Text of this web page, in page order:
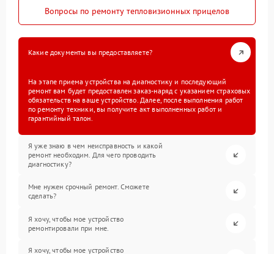
Вопросы по ремонту тепловизионных прицелов
Какие документы вы предоставляете?
На этапе приема устройства на диагностику и последующий
ремонт вам будет предоставлен заказ-наряд с указанием страховых
обязательств на ваше устройство. Далее, после выполнения работ
по ремонту техники, вы получите акт выполненных работ и
гарантийный талон.
Я уже знаю в чем неисправность и какой
ремонт необходим. Для чего проводить
диагностику?
Мне нужен срочный ремонт. Сможете
сделать?
Я хочу, чтобы мое устройство
ремонтировали при мне.
Я хочу, чтобы мое устройство